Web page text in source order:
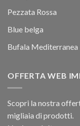
Pezzata Rossa
Blue belga
Bufala Mediterranea
OFFERTA WEB
Scopri la nostra
migliaia di prodotti.